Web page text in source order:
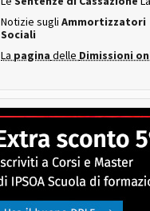
Notizie sugli Ammortizzatori
Sociali
La pagina delle Dimissioni